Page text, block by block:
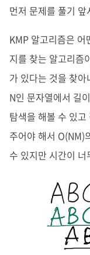
먼저 문제를 풀기
KMP 알고리즘은 어
지를 찾는 알고리즘
가 있다는 것을 찾
N인 문자열에서 길
탐색을 해볼 수 있
주어야 해서 O(NM)
수 있지만 시간이